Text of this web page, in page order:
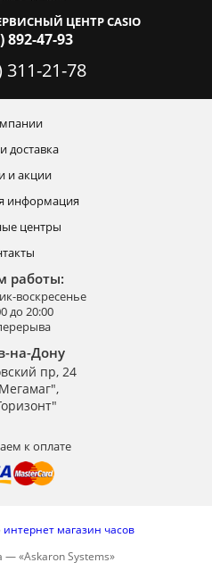
ЦЕНТР CASIO
892-47-93
311-21-78
доставка
и акции
информация
центры
работы:
воскресенье
до 20:00
на-Дону
пр, 24
к оплате
интернет магазин часов
—«Askaron Systems»